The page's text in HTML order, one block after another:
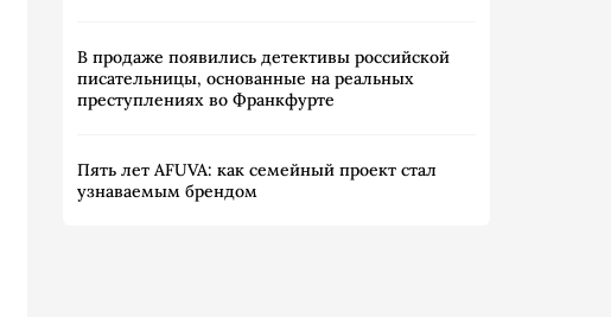
В продаже появились детективы российской
писательницы, основанные на реальных
преступлениях во Франкфурте
Пять лет AFUVA: как семейный проект стал
узнаваемым брендом